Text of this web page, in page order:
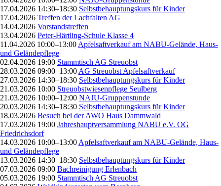
17.04.2026 14:30–18:30 Selbstbehauptungskurs für Kinder
17.04.2026 Treffen der Lachfalten AG
14.04.2026 Vorstandstreffen
13.04.2026 Peter-Härtling-Schule Klasse 4
11.04.2026 10:00–13:00 Apfelsaftverkauf am NABU-Gelände, Haus-
und Geländepflege
02.04.2026 19:00 Stammtisch AG Streuobst
28.03.2026 09:00–13:00 AG Streuobst Apfelsaftverkauf
27.03.2026 14:30–18:30 Selbstbehauptungskurs für Kinder
21.03.2026 10:00 Streuobstwiesenpflege Seulberg
21.03.2026 10:00–12:00 NAJU-Gruppenstunde
20.03.2026 14:30–18:30 Selbstbehauptungskurs für Kinder
18.03.2026 Besuch bei der AWO Haus Dammwald
17.03.2026 19:00 Jahreshauptversammlung NABU e.V. OG
Friedrichsdorf
14.03.2026 10:00–13:00 Apfelsaftverkauf am NABU-Gelände, Haus-
und Geländepflege
13.03.2026 14:30–18:30 Selbstbehauptungskurs für Kinder
07.03.2026 09:00 Bachreinigung Erlenbach
05.03.2026 19:00 Stammtisch AG Streuobst